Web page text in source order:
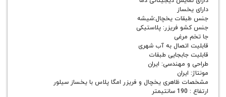
یخچال:شیشه
پلاستیکی
به آب شهری
طبقات
ایران
یخچال و فریزر امگا پلاس با یخساز سیلور